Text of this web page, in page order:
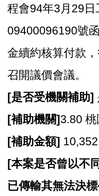
程會94年3月29日
09400096190號
金續約核算付款
召開議價會議。
[是否受機關補助]
[補助機關]3.80 桃
[補助金額]
[本案是否曾以不
已傳輸其無法決